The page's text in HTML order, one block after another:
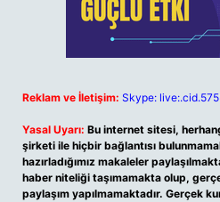
Reklam ve İletişim: Skype:
Yasal Uyarı: Bu internet sitesi,
şirketi ile hiçbir bağlantısı
hazırladığımız makaleler
haber niteliği taşımamakta olup,
paylaşım yapılmamaktadır. Gerçek